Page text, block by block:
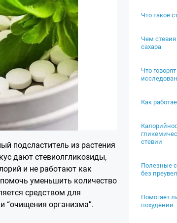
подсластитель из растения
дают стевиолгликозиды,
и не работают как
уменьшить количество
средством для
“очищения организма”.
Что такое
Чем стевия
сахара
Что
Как
стевии
Полезные
без
Помогает
похудении